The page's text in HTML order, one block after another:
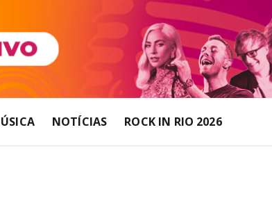
NOTÍCIAS ROCK IN RIO 2026